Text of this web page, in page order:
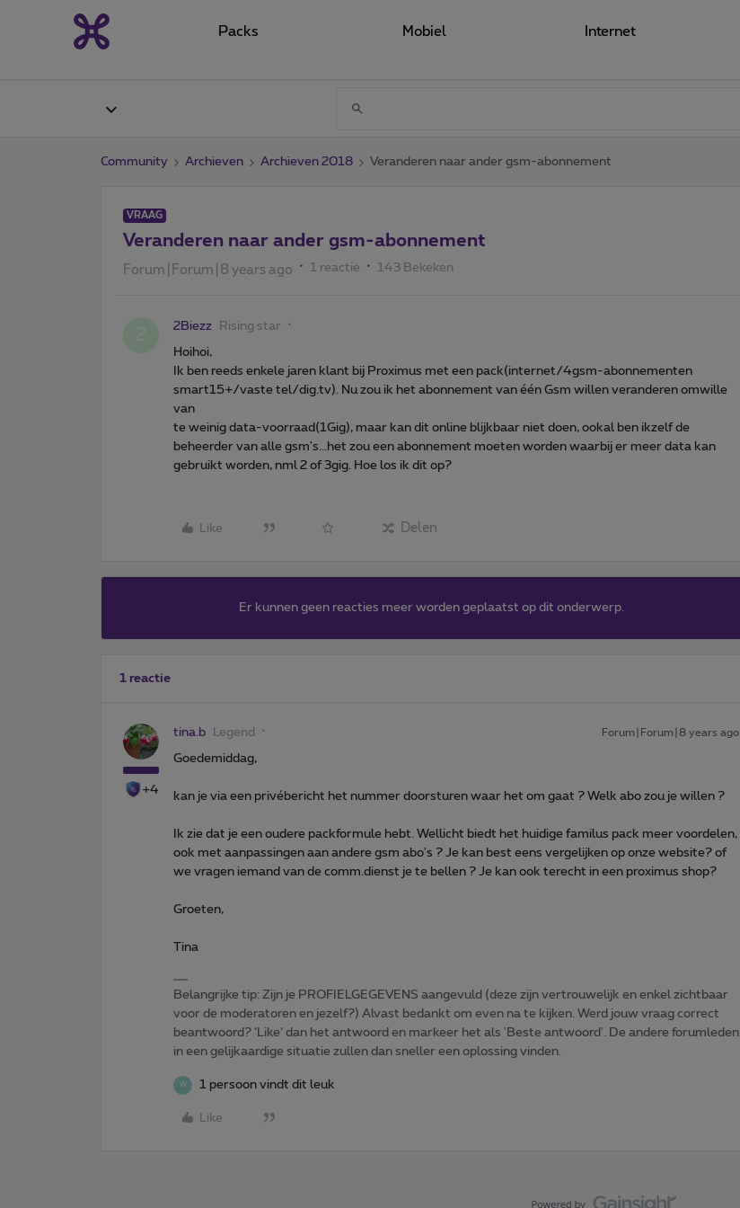
Packs Mobiel Internet
Community Archieven Archieven 2018 Veranderen naar ander gsm-abonnement
VRAAG
Veranderen naar ander gsm-abonnement
Forum|Forum|8 years ago 1 reactie 143 Bekeken
2Biezz Rising star
Hoihoi,
Ik ben reeds enkele jaren klant bij Proximus met een pack(internet/4gsm-abonnementen
smart15+/vaste tel/dig.tv). Nu zou ik het abonnement van één Gsm willen veranderen omwille
van
te weinig data-voorraad(1Gig), maar kan dit online blijkbaar niet doen, ookal ben ikzelf de
beheerder van alle gsm's...het zou een abonnement moeten worden waarbij er meer data kan
gebruikt worden, nml 2 of 3gig. Hoe los ik dit op?
Like Delen
Er kunnen geen reacties meer worden geplaatst op dit onderwerp.
1 reactie
+4
tina.b Legend Forum|Forum|8 years ago
Goedemiddag,
kan je via een privébericht het nummer doorsturen waar het om gaat ? Welk abo zou je willen ?
Ik zie dat je een oudere packformule hebt. Wellicht biedt het huidige familus pack meer voordelen,
ook met aanpassingen aan andere gsm abo's ? Je kan best eens vergelijken op onze website? of
we vragen iemand van de comm.dienst je te bellen ? Je kan ook terecht in een proximus shop?
Groeten,
Tina
Belangrijke tip: Zijn je PROFIELGEGEVENS aangevuld (deze zijn vertrouwelijk en enkel zichtbaar
voor de moderatoren en jezelf?) Alvast bedankt om even na te kijken. Werd jouw vraag correct
beantwoord? ‘Like’ dan het antwoord en markeer het als 'Beste antwoord'. De andere forumleden
in een gelijkaardige situatie zullen dan sneller een oplossing vinden.
W 1 persoon vindt dit leuk
Like